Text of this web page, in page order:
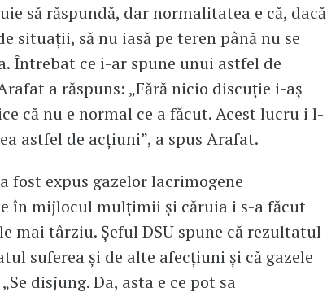
să răspundă, dar normalitatea e că, dacă
situații, să nu iasă pe teren până nu se
Întrebat ce i-ar spune unui astfel de
a răspuns: „Fără nicio discuție i-aș
că nu e normal ce a făcut. Acest lucru i l-
astfel de acțiuni”, a spus Arafat.
fost expus gazelor lacrimogene
în mijlocul mulțimii și căruia i s-a făcut
mai târziu. Șeful DSU spune că rezultatul
suferea și de alte afecțiuni și că gazele
disjung. Da, asta e ce pot sa